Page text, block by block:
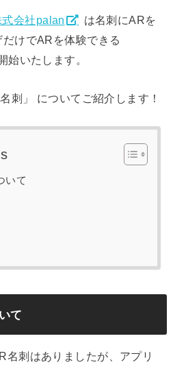
式会社palan
は名刺にARを
けでARを体験できる
始いたします。
刺」 についてご紹介します！
いて
て
名刺はありましたが、アプリ